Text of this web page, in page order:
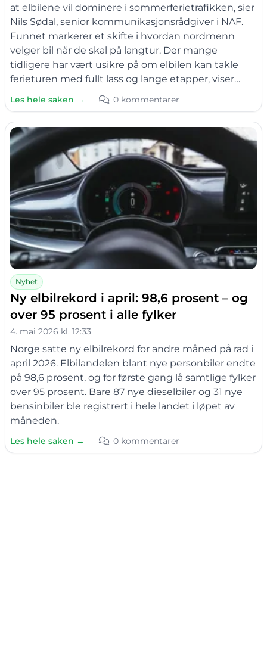
at elbilene vil dominere i sommerferietrafikken, sier
Nils Sødal, senior kommunikasjonsrådgiver i NAF.
Funnet markerer et skifte i hvordan nordmenn
velger bil når de skal på langtur. Der mange
tidligere har vært usikre på om elbilen kan takle
ferieturen med fullt lass og lange etapper, viser…
Les hele saken → 0 kommentarer
Nyhet
Ny elbilrekord i april: 98,6 prosent – og
over 95 prosent i alle fylker
4. mai 2026 kl. 12:33
Norge satte ny elbilrekord for andre måned på rad i
april 2026. Elbilandelen blant nye personbiler endte
på 98,6 prosent, og for første gang lå samtlige fylker
over 95 prosent. Bare 87 nye dieselbiler og 31 nye
bensinbiler ble registrert i hele landet i løpet av
måneden.
Les hele saken → 0 kommentarer